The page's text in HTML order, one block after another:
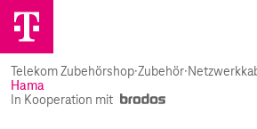
Telekom Zubehörshop·Zubehör·
Hama
In Kooperation mit